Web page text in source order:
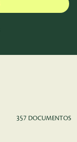
357 DOCUMENTOS